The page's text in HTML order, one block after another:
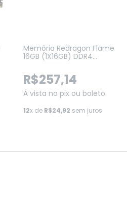
Memória Redragon Flame
16GB (1X16GB) DDR4
704)
R$257,14
Á vista no pix ou boleto
12x de R$24,92 sem juros